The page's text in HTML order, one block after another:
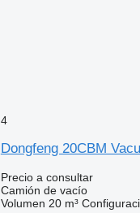
4
Dongfeng 20CBM
Precio a consultar
Camión de vacío
Volumen 20 m³